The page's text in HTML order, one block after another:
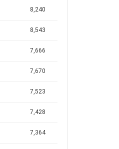
8,240
8,543
7,666
7,670
7,523
7,428
7,364